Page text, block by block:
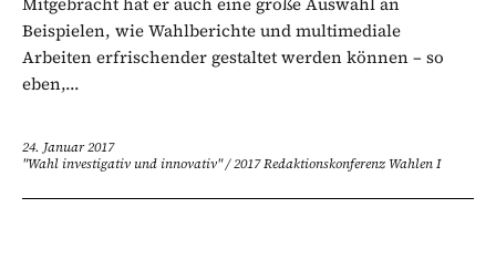
Beispielen, wie Wahlberichte und multimediale
Arbeiten erfrischender gestaltet werden können – so
eben,...
24. Januar 2017
"Wahl investigativ und innovativ"/2017 Redaktionskonferenz Wahlen I